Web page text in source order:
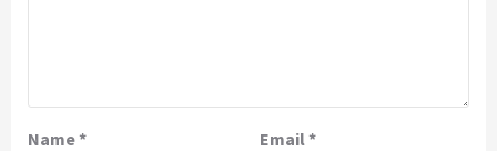
Name* Email *